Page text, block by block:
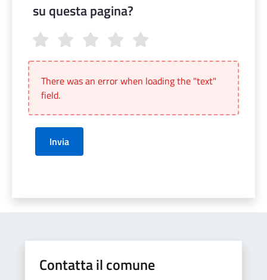
su questa pagina?
Quanto sono chiare le informazioni su questa pagina?
There was an error when loading the "text"
field.
Invia
Contatta il comune